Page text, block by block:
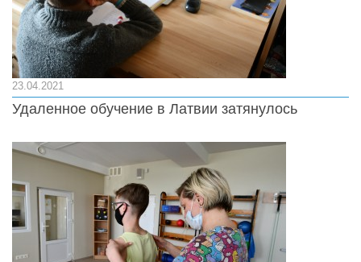
23.04.2021
Удаленное обучение в Латвии затянулось